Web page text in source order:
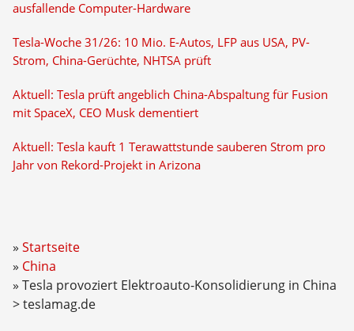
ausfallende Computer-Hardware
Tesla-Woche 31/26: 10 Mio. E-Autos, LFP aus USA, PV-
Strom, China-Gerüchte, NHTSA prüft
Aktuell: Tesla prüft angeblich China-Abspaltung für Fusion
mit SpaceX, CEO Musk dementiert
Aktuell: Tesla kauft 1 Terawattstunde sauberen Strom pro
Jahr von Rekord-Projekt in Arizona
Startseite
China
Tesla provoziert Elektroauto-Konsolidierung in China
> teslamag.de